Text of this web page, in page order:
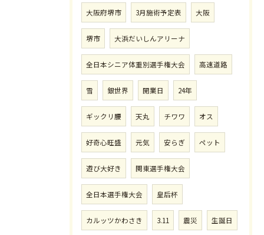
大阪府堺市 3月施術予定表 大阪
堺市 大浜だいしんアリーナ
全日本シニア体重別選手権大会 高速道路
雪 銀世界 開業日 24年
ギックリ腰 天丸 チワワ オス
好奇心旺盛 元気 安らぎ ペット
遊び大好き 関東選手権大会
全日本選手権大会 皇后杯
カルッツかわさき 3.11 震災 生誕日